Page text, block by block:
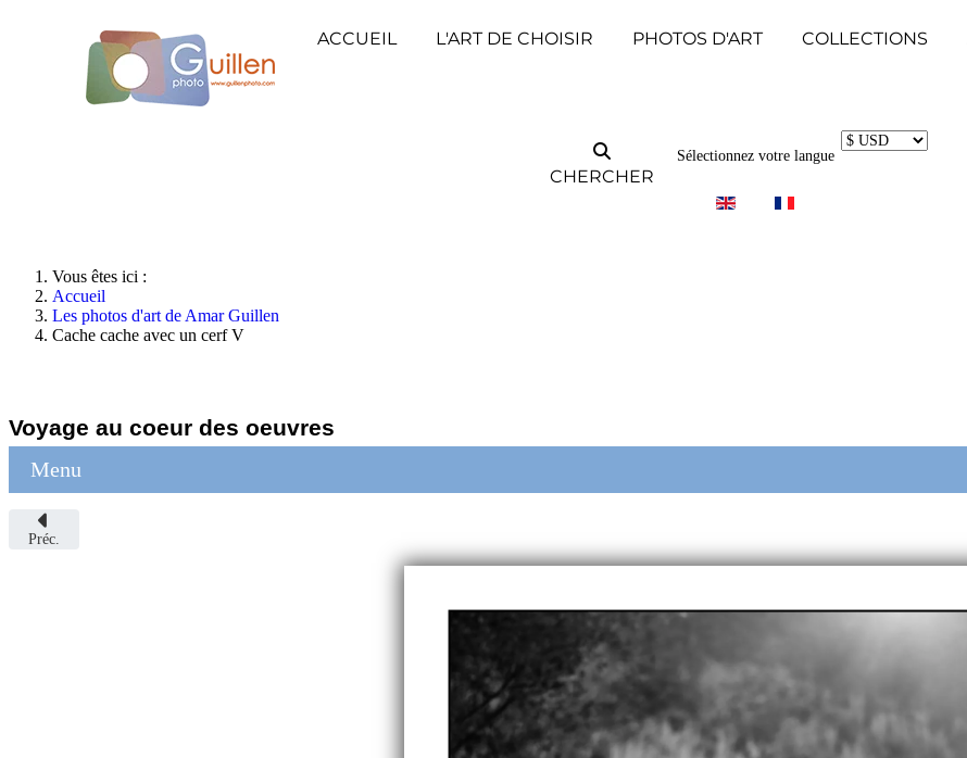
ACCUEIL L'ART DE CHOISIR PHOTOS D'ART COLLECTIONS
CHERCHER
Sélectionnez votre langue
Vous êtes ici :
Accueil
Les photos d'art de Amar Guillen
Cache cache avec un cerf V
Voyage au coeur des oeuvres
Menu
Préc.